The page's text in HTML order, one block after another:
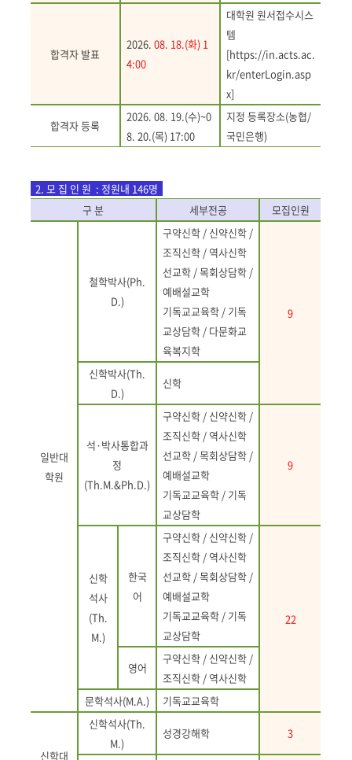
합격자 발표
2026.08. 18.(화) 1
4:00
대학원 원서접수시스
템
[https://in.acts.ac.
kr/enterLogin.asp
x]
합격자 등록
2026. 08. 19.(수)~0
8. 20.(목) 17:00
지정 등록장소(농협/
국민은행)
2.모 집 인 원 : 정원내 146명
구 분
세부전공 모집인원
일반대
학원
철학박사(Ph.
D.)
구약신학 / 신약신학 /
조직신학 / 역사신학
선교학 /목회상담학 /
예배설교학
기독교교육학 / 기독
교상담학 / 다문화교
육복지학
9
신학박사(Th.
D.)
신학
석·박사통합과
정
(Th.M.&Ph.D.)
구약신학 / 신약신학 /
조직신학 / 역사신학
선교학 /목회상담학 /
예배설교학
기독교교육학 / 기독
교상담학
9
신학
석사
(Th.
M.)
한국
어
구약신학 / 신약신학 /
조직신학 / 역사신학
선교학 /목회상담학 /
예배설교학
기독교교육학 / 기독
교상담학
22
영어
구약신학 / 신약신학 /
조직신학 / 역사신학
문학석사(M.A.) 기독교교육학
신학대
신학석사(Th.
M.)
성경강해학 3